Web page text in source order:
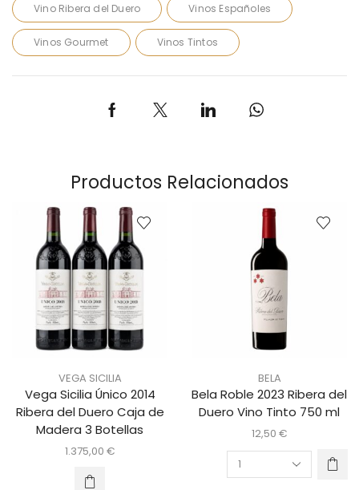
Vino Ribera del Duero Vinos Españoles
Vinos Gourmet Vinos Tintos
Productos Relacionados
VEGA SICILIA
Vega Sicilia Único 2014
Ribera del Duero Caja de
Madera 3 Botellas
1.375,00 €
BELA
Bela Roble 2023 Ribera del
Duero Vino Tinto 750 ml
12,50 €